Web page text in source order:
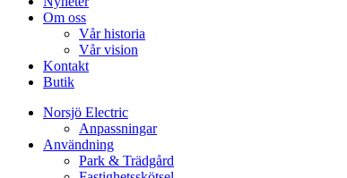
Om oss
Vår historia
Vår vision
Kontakt
Butik
Norsjö Electric
Anpassningar
Användning
Park & Trädgård